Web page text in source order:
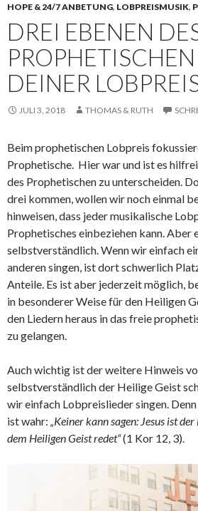
HOPE & 24/7 ANBETUNG, LOBPREISMUSIK,
DREI EBENEN
DEINER
JULI 3, 2018 THOMAS & RUTH
Beim prophetischen Lobpreis
Prophetische. Hier war und ist es
des Prophetischen zu unterscheiden.
drei kommen, wollen wir noch einmal
hinweisen, dass jeder musikalische
Prophetisches einbeziehen kann. Aber
selbstverständlich. Wenn wir einfach
anderen singen, ist dort schwerlich
Anteile. Es ist aber jederzeit möglich,
in besonderer Weise für den Heiligen
den Liedern heraus in das freie
zu gelangen.
Auch wichtig ist der weitere Hinweis
selbstverständlich der Heilige Geist
wir einfach Lobpreislieder singen.
ist wahr: „Keiner kann sagen: Jesus ist
dem Heiligen Geist redet“(1 Kor 12, 3).